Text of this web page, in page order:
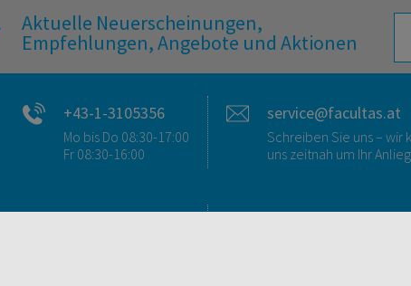
Aktuelle Neuerscheinungen,
Empfehlungen, Angebote und Aktionen
+43-1-3105356
Mo bis Do 08:30-17:00
Fr 08:30-16:00
service@facultas.at
Schreiben Sie uns – wir
uns zeitnah um Ihr